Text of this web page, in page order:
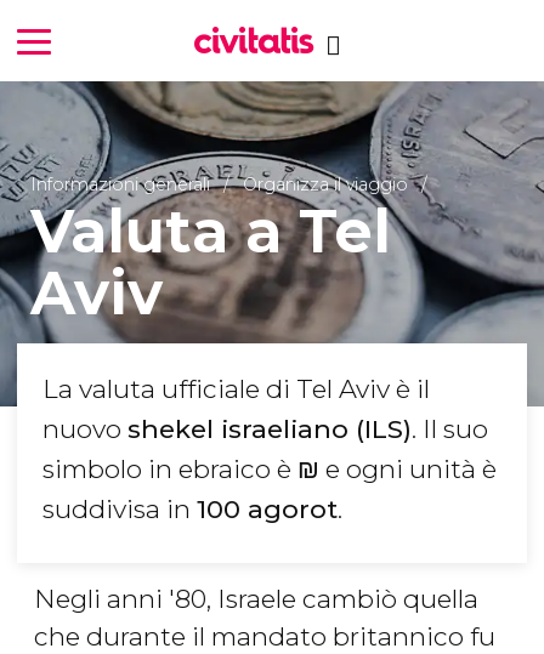
Informazioni generali Organizza il viaggio
Valuta a Tel
Aviv
La valuta ufficiale di Tel Aviv è il
nuovo shekel israeliano (ILS). Il suo
simbolo in ebraico è ₪ e ogni unità è
suddivisa in 100 agorot.
Negli anni '80, Israele cambiò quella
che durante il mandato britannico fu